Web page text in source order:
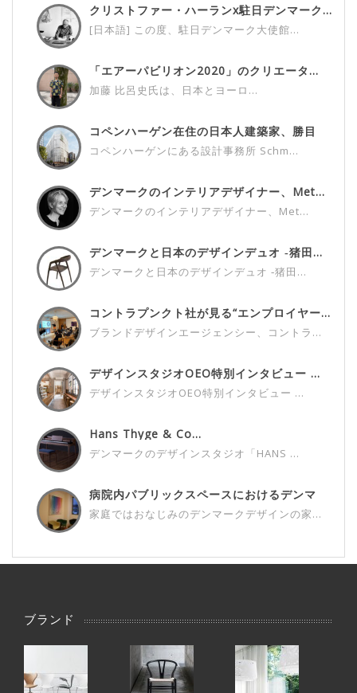
クリストファー・ハーランx駐日デンマーク...
[日本語] この度、駐日デンマーク大使館...
「エアーパビリオン2020」のクリエータ...
加藤 比呂史氏は、日本とヨーロ...
コペンハーゲン在住の日本人建築家、勝目
コペンハーゲンにある設計事務所 Schm...
デンマークのインテリアデザイナー、Met...
デンマークのインテリアデザイナー、Met...
デンマークと日本のデザインデュオ ‐猪田...
デンマークと日本のデザインデュオ ‐猪田...
コントラプンクト社が見る“エンプロイヤー...
ブランドデザインエージェンシー、コントラ...
デザインスタジオOEO特別インタビュー ...
デザインスタジオOEO特別インタビュー ...
Hans Thyge & Co...
デンマークのデザインスタジオ「HANS ...
病院内パブリックスペースにおけるデンマ
ー...
家庭ではおなじみのデンマークデザインの家...
ブランド